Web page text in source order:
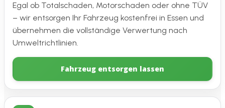
Egal ob Totalschaden, Motorschaden oder ohne TÜV
– wir entsorgen Ihr Fahrzeug kostenfrei in Essen und
übernehmen die vollständige Verwertung nach
Umweltrichtlinien.
Fahrzeug entsorgen lassen